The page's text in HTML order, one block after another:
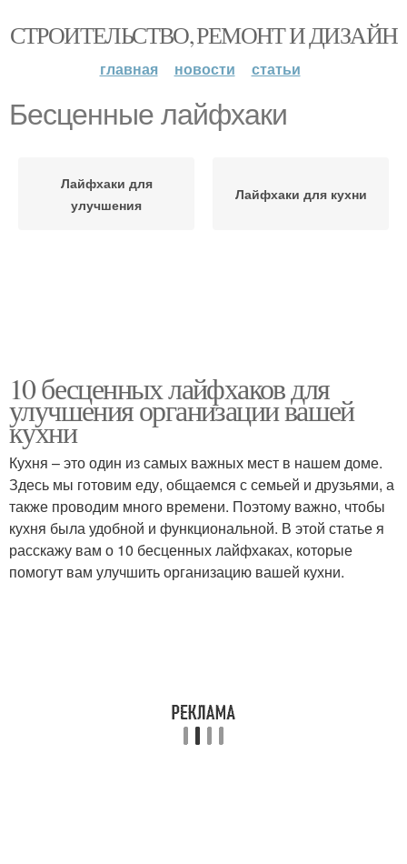
СТРОИТЕЛЬСТВО, РЕМОНТ И ДИЗАЙН
главная новости статьи
Бесценные лайфхаки
Лайфхаки для
улучшения
Лайфхаки для кухни
10 бесценных лайфхаков для
улучшения организации вашей
кухни
Кухня – это один из самых важных мест в нашем доме.
Здесь мы готовим еду, общаемся с семьей и друзьями, а
также проводим много времени. Поэтому важно, чтобы
кухня была удобной и функциональной. В этой статье я
расскажу вам о 10 бесценных лайфхаках, которые
помогут вам улучшить организацию вашей кухни.